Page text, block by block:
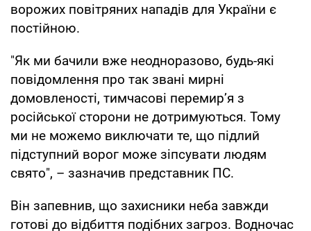
ворожих повітряних нападів для України є
постійною.
"Як ми бачили вже неодноразово, будь-які
повідомлення про так звані мирні
домовленості, тимчасові перемир’я з
російської сторони не дотримуються. Тому
ми не можемо виключати те, що підлий
підступний ворог може зіпсувати людям
свято", – зазначив представник ПС.
Він запевнив, що захисники неба завжди
готові до відбиття подібних загроз. Водночас